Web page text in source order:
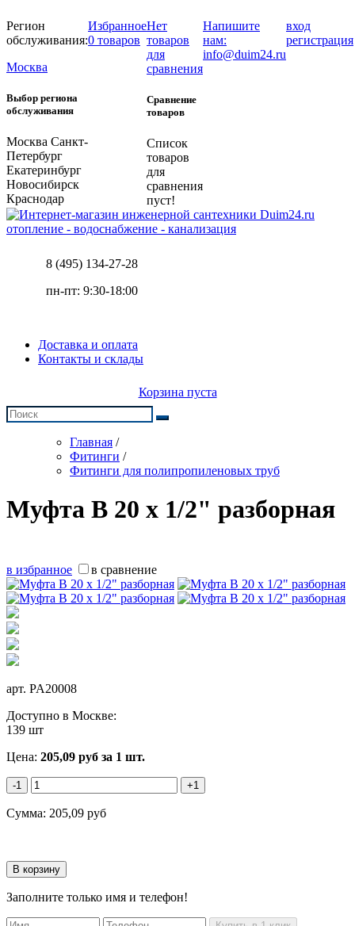
Регион
обслуживания:
Москва
Выбор региона
обслуживания
Москва Санкт-
Петербург
Екатеринбург
Новосибирск
Краснодар
Избранное
0 товаров
Нет
товаров
для
сравнения
Сравнение
товаров
Список
товаров
для
сравнения
пуст!
Напишите
нам:
info@duim24.ru
вход
регистрация
отопление - водоснабжение - канализация
8 (495) 134-27-28
пн-пт: 9:30-18:00
Доставка и оплата
Контакты и склады
Корзина пуста
Главная /
Фитинги /
Фитинги для полипропиленовых труб
Муфта В 20 х 1/2" разборная
в избранное в сравнение
арт. PA20008
Доступно в Москве:
139 шт
Цена: 205,09 руб за 1 шт.
-1 +1
Сумма: 205,09 руб
Заполните только имя и телефон!